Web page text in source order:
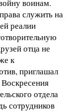
воинам.
служить на
реалии
отца не
к
приглашал
отдела
сотрудников